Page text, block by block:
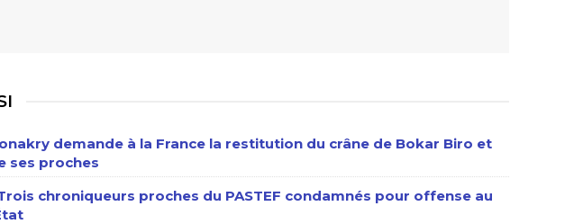
demande à la France la restitution du crâne de Bokar Biro et
ses proches
chroniqueurs proches du PASTEF condamnés pour offense au